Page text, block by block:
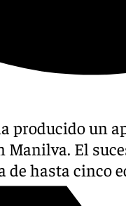
producido un
Manilva. El
de hasta cinco